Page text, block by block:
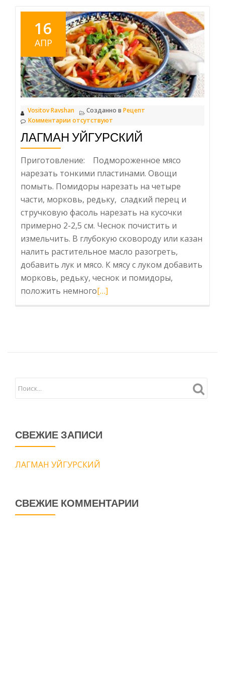
16
АПР
Vositov Ravshan Созданно в Рецепт
Комментарии отсутствуют
ЛАГМАН УЙГУРСКИЙ
Приготовление: Подмороженное мясо
нарезать тонкими пластинами. Овощи
помыть. Помидоры нарезать на четыре
части, морковь, редьку, сладкий перец и
стручковую фасоль нарезать на кусочки
примерно 2-2,5 см. Чеснок почистить и
измельчить. В глубокую сковороду или казан
налить растительное масло разогреть,
добавить лук и мясо. К мясу с луком добавить
морковь, редьку, чеснок и помидоры,
положить немногоЧитать
[…]
СВЕЖИЕ ЗАПИСИ
ЛАГМАН УЙГУРСКИЙ
СВЕЖИЕ КОММЕНТАРИИ